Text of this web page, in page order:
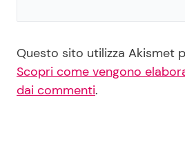
Questo sito utilizza Akismet
Scopri come vengono
dai commenti.